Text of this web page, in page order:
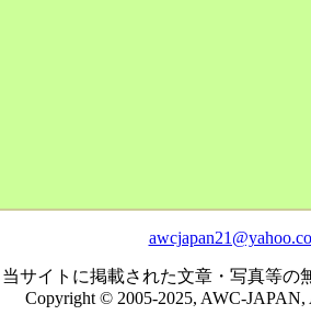
当サイトに掲載された文章・写真等の
Copyright © 2005-2025, AWC-JAPAN,